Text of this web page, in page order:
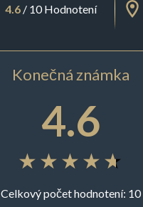
4.6/ 10 Hodnotení
Konečná známka
4.6
Celkový počet hodnotení: 10